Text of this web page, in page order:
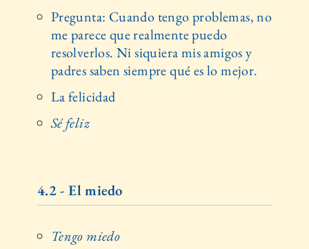
Pregunta: Cuando tengo problemas, no
me parece que realmente puedo
resolverlos. Ni siquiera mis amigos y
padres saben siempre qué es lo mejor.
La felicidad
Sé feliz
4.2 - El miedo
Tengo miedo